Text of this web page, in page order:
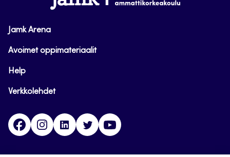
Jamk Arena
Avoimet oppimateriaalit
Help
Verkkolehdet
FacebookInstagramLinkedinTwitter